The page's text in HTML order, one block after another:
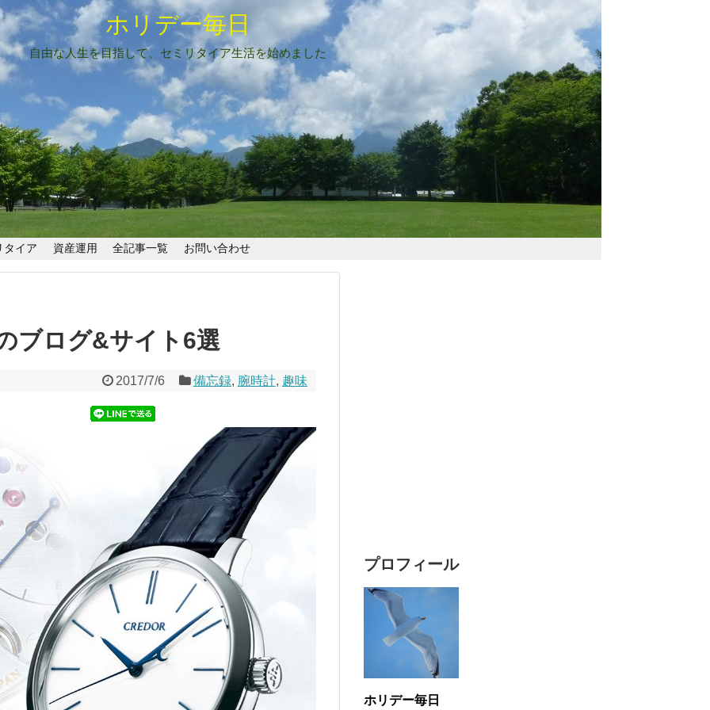
ホリデー毎日
自由な人生を目指して、セミリタイア生活を始めました
タイア 資産運用 全記事一覧 お問い合わせ
ブログ&サイト6選
2017/7/6 備忘録, 腕時計, 趣味
プロフィール
ホリデー毎日